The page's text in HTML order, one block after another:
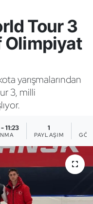
Tour 3
Olimpiyat
yarışmalarından
3, milli
11:23 1
PAYLAŞIM